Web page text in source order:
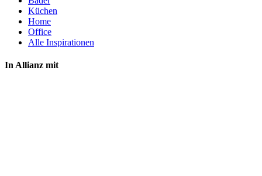
Küchen
Home
Office
Alle Inspirationen
In Allianz mit